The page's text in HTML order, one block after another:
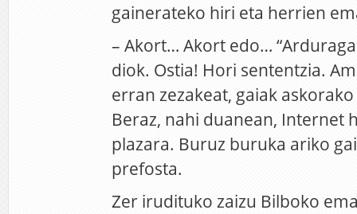
gainerateko hiri eta herrien
– Akort… Akort edo…
diok. Ostia! Hori sententzia.
erran zezakeat, gaiak
Beraz, nahi duanean, Internet
plazara. Buruz buruka ariko
prefosta.
Zer irudituko zaizu Bilboko